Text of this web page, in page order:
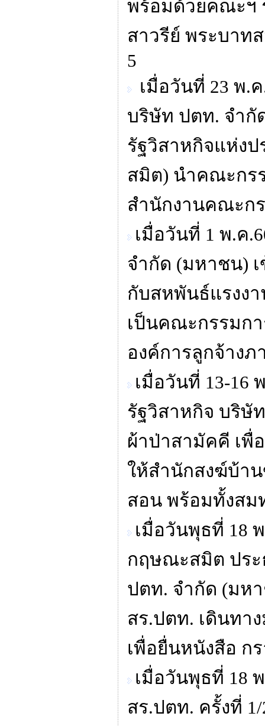
พร้อมด้วยคณะฯ
สาวรีย์ พระบาท
5
เมื่อวันที่ 23 พ.
บริษัท ปตท. จำกั
รัฐวิสาหกิจแห่ง
สมิต) นำคณะกร
สำนักงานคณะก
เมื่อวันที่ 1 พ.ค
จำกัด (มหาชน)
กับสหพันธ์แรงง
เป็นคณะกรรมก
องค์การลูกจ้าง
เมื่อวันที่ 13-16
รัฐวิสาหกิจ บริษั
ผ้าป่าสามัคคี เพื่
ให้สำนักสงฆ์บ้า
สอน พร้อมทั้งสม
เมื่อวันพุธที่ 18
กฤษณะสมิต ประ
ปตท. จำกัด (มห
สร.ปตท. เดินทา
เพื่อยื่นหนังสือ ก
เมื่อวันพุธที่ 18
สร.ปตท. ครั้งที่ 1/